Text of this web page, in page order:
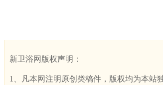
新卫浴网版权声明：
1、凡本网注明原创类稿件，版权均为本站